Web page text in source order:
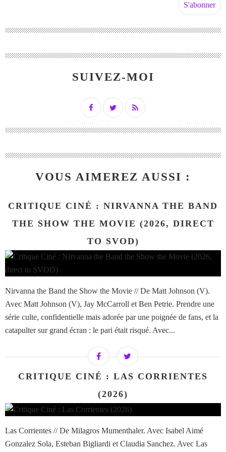
SUIVEZ-MOI
VOUS AIMEREZ AUSSI :
CRITIQUE CINÉ : NIRVANNA THE BAND
THE SHOW THE MOVIE (2026, DIRECT
TO SVOD)
Nirvanna the Band the Show the Movie // De Matt Johnson (V).
Avec Matt Johnson (V), Jay McCarroll et Ben Petrie. Prendre une
série culte, confidentielle mais adorée par une poignée de fans, et la
catapulter sur grand écran : le pari était risqué. Avec...
CRITIQUE CINÉ : LAS CORRIENTES
(2026)
Las Corrientes // De Milagros Mumenthaler. Avec Isabel Aimé
Gonzalez Sola, Esteban Bigliardi et Claudia Sanchez. Avec Las